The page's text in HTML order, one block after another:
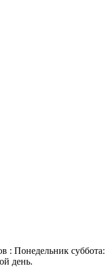
: Понедельник суббота:
день.